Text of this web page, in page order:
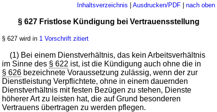
Inhaltsverzeichnis Ausdrucken/PDF| nach oben
§ 627 Fristlose Kündigung bei Vertrauensstellung
§ 627 wird in 1 Vorschrift zitiert
(1) Bei einem Dienstverhältnis, das kein Arbeitsverhältnis
im Sinne des § 622 ist, ist die Kündigung auch ohne die in
§ 626 bezeichnete Voraussetzung zulässig, wenn der zur
Dienstleistung Verpflichtete, ohne in einem dauernden
Dienstverhältnis mit festen Bezügen zu stehen, Dienste
höherer Art zu leisten hat, die auf Grund besonderen
Vertrauens übertragen zu werden pflegen.